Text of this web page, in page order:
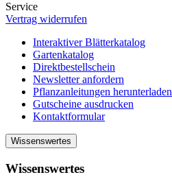
Service
Vertrag widerrufen
Interaktiver Blätterkatalog
Gartenkatalog
Direktbestellschein
Newsletter anfordern
Pflanzanleitungen herunterladen
Gutscheine ausdrucken
Kontaktformular
Wissenswertes
Wissenswertes